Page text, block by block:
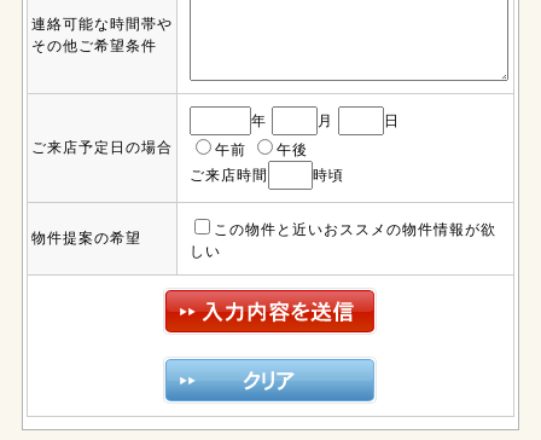
連絡可能な時間帯や
その他ご希望条件
ご来店予定日の場合
年 月
日
午前
午後
ご来店時間
時頃
物件提案の希望
この物件と近いおススメの物件情報が欲
しい